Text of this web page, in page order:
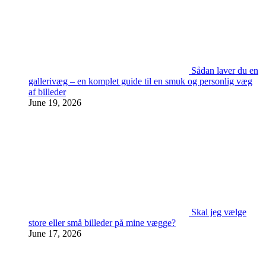
Sådan laver du en
gallerivæg – en komplet guide til en smuk og personlig væg
af billeder
June 19, 2026
Skal jeg vælge
store eller små billeder på mine vægge?
June 17, 2026